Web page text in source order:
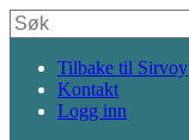
Tilbake til Sirvoy
Kontakt
Logg inn